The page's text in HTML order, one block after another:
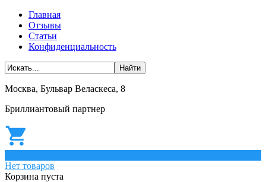
Главная
Отзывы
Статьи
Конфиденциальность
Москва, Бульвар Веласкеса, 8
Бриллиантовый партнер
Нет товаров
Корзина пуста